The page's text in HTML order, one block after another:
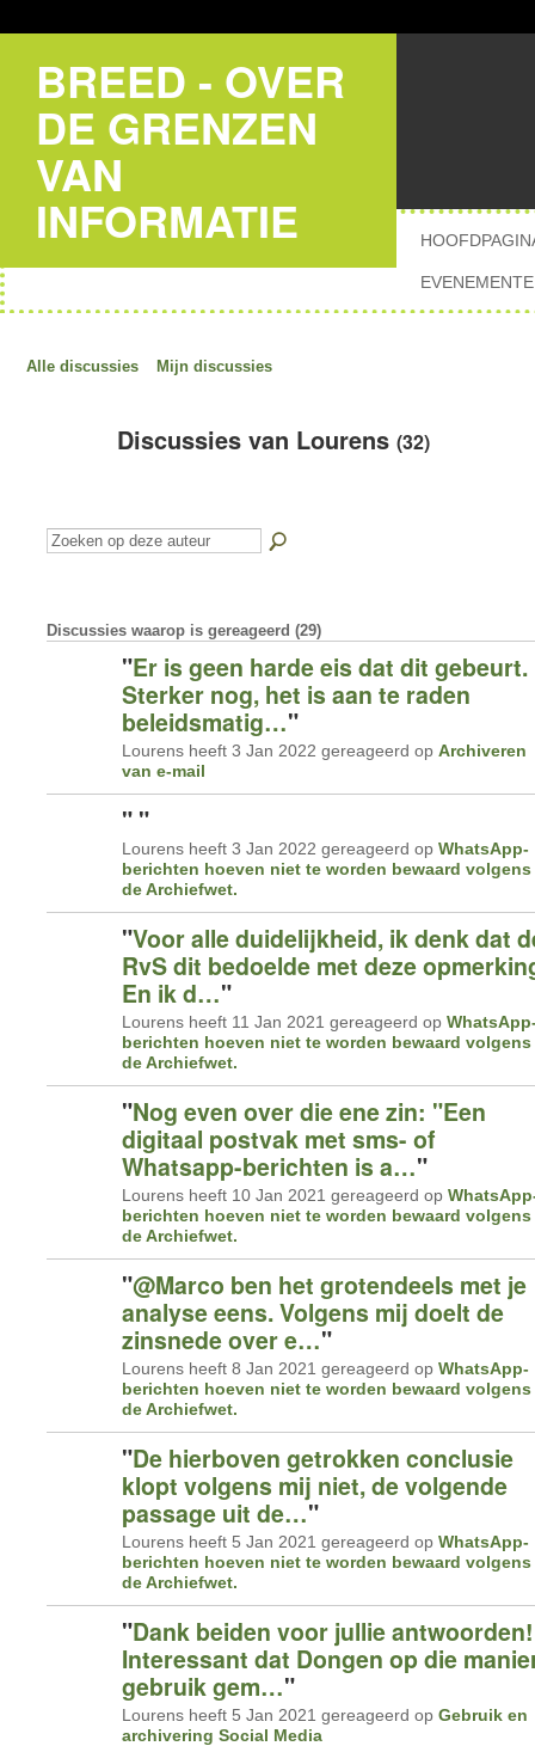
BREED - OVER
DE GRENZEN
VAN
INFORMATIE
Alle discussies Mijn discussies
Discussies van Lourens (32)
Discussies waarop is gereageerd (29)
"Er is geen harde eis dat dit gebeurt.
Sterker nog, het is aan te raden
beleidsmatig…"
Lourens heeft 3 Jan 2022 gereageerd op Archiveren
van e-mail
" "
Lourens heeft 3 Jan 2022 gereageerd op WhatsApp-
berichten hoeven niet te worden bewaard volgens
de Archiefwet.
"Voor alle duidelijkheid, ik denk dat
RvS dit bedoelde met deze
En ik d…"
Lourens heeft 11 Jan 2021 gereageerd op
berichten hoeven niet te worden bewaard volgens
de Archiefwet.
"Nog even over die ene zin: "Een
digitaal postvak met sms- of
Whatsapp-berichten is a…"
Lourens heeft 10 Jan 2021 gereageerd op
berichten hoeven niet te worden bewaard volgens
de Archiefwet.
"@Marco ben het grotendeels met je
analyse eens. Volgens mij doelt de
zinsnede over e…"
Lourens heeft 8 Jan 2021 gereageerd op WhatsApp-
berichten hoeven niet te worden bewaard volgens
de Archiefwet.
"De hierboven getrokken conclusie
klopt volgens mij niet, de volgende
passage uit de…"
Lourens heeft 5 Jan 2021 gereageerd op WhatsApp-
berichten hoeven niet te worden bewaard volgens
de Archiefwet.
"Dank beiden voor jullie antwoorden!
Interessant dat Dongen op die
gebruik gem…"
Lourens heeft 5 Jan 2021 gereageerd op Gebruik en
archivering Social Media